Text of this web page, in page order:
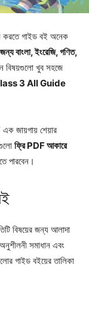
করতে গাইড বই অনেক
জন্য বাংলা, ইংরেজি, গণিত,
বিষয়গুলো খুব সহজে
3 All Guide
এক জায়গায় শেয়ার
ফ্রি PDF আকারে
পারবেন।
বিষয়ের জন্য আলাদা
সমাধান এবং
গাইড বইয়ের তালিকা